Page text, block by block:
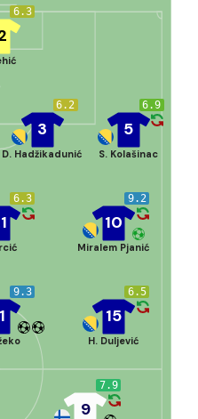
6.3
6.9
5
S. Kolašinac
6.2
3
D. Hadžikadunić
9.2
10
Miralem Pjanić
6.3
6.5
15
H. Duljević
9.3
7.9
9